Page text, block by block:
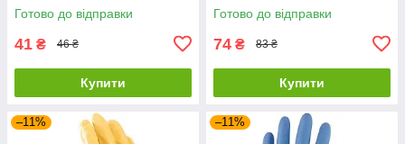
Готово до відправки
41 ₴ 46 ₴
Купити
Готово до відправки
74 ₴ 83 ₴
Купити
–11% –11%